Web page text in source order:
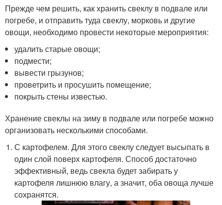
Прежде чем решить, как хранить свеклу в подвале или
погребе, и отправить туда свеклу, морковь и другие
овощи, необходимо провести некоторые мероприятия:
удалить старые овощи;
подмести;
вывести грызунов;
проветрить и просушить помещение;
покрыть стены известью.
Хранение свеклы на зиму в подвале или погребе можно
организовать несколькими способами.
С картофелем. Для этого свеклу следует высыпать в
один слой поверх картофеля. Способ достаточно
эффективный, ведь свекла будет забирать у
картофеля лишнюю влагу, а значит, оба овоща лучше
сохранятся.